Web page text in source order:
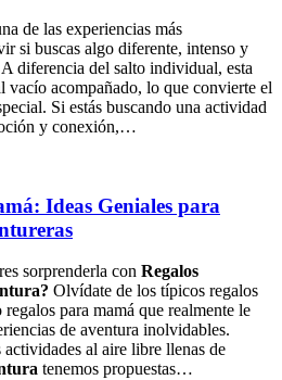
de las experiencias más
si buscas algo diferente, intenso y
diferencia del salto individual, esta
vacío acompañado, lo que convierte el
Si estás buscando una actividad
y conexión,…
Ideas Geniales para
sorprenderla con Regalos
Olvídate de los típicos regalos
para mamá que realmente le
de aventura inolvidables.
al aire libre llenas de
tenemos propuestas…